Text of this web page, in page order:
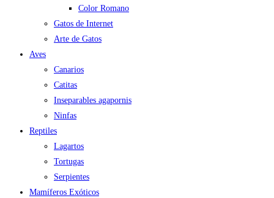
Color Romano
Gatos de Internet
Arte de Gatos
Aves
Canarios
Catitas
Inseparables agapornis
Ninfas
Reptiles
Lagartos
Tortugas
Serpientes
Mamíferos Exóticos